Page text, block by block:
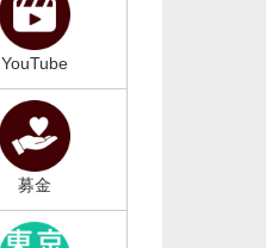
YouTube
募金